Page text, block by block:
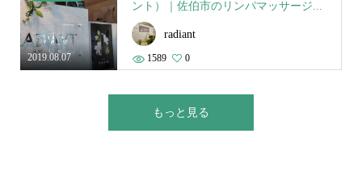
2019.08.07
ント）｜佐伯市のリンパマッサージ...
radiant
1589 0
もっと見る